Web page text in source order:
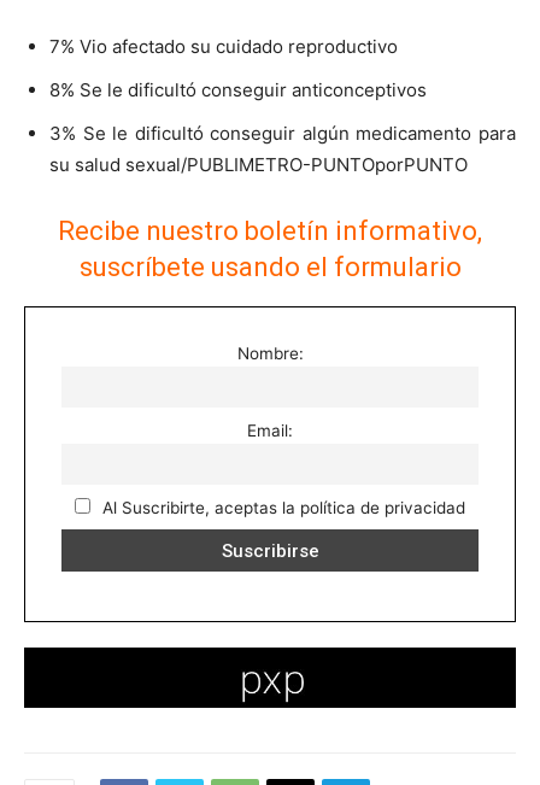
7% Vio afectado su cuidado reproductivo
8% Se le dificultó conseguir anticonceptivos
3% Se le dificultó conseguir algún medicamento para
su salud sexual/PUBLIMETRO-PUNTOporPUNTO
Recibe nuestro boletín informativo,
suscríbete usando el formulario
Nombre:
Email:
Al Suscribirte, aceptas la política de privacidad